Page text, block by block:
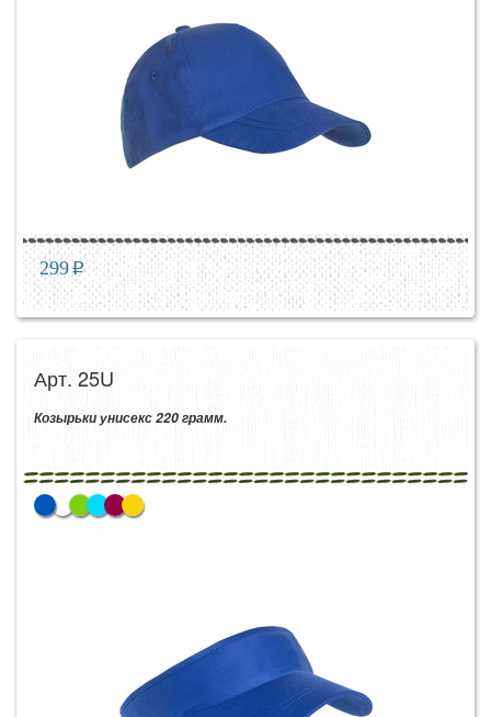
299p
Арт. 25U
Козырьки унисекс 220 грамм.